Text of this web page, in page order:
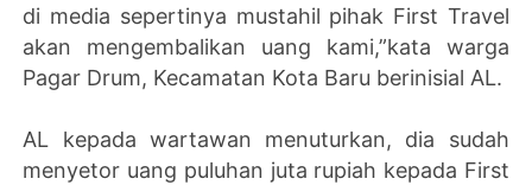
di media sepertinya mustahil pihak First Travel
akan mengembalikan uang kami,”kata warga
Pagar Drum, Kecamatan Kota Baru berinisial AL.
AL kepada wartawan menuturkan, dia sudah
menyetor uang puluhan juta rupiah kepada First